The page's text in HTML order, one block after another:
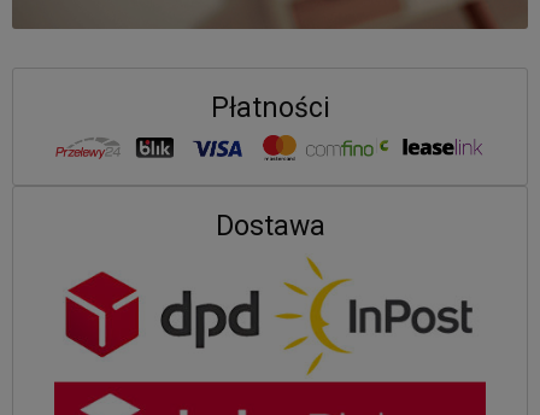
Płatności
Dostawa